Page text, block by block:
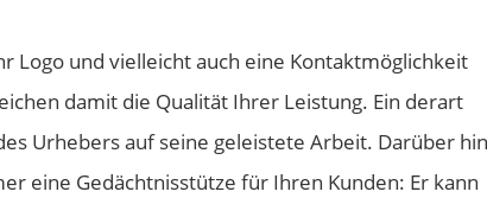
Logo und vielleicht auch eine Kontaktmöglichkeit
damit die Qualität Ihrer Leistung. Ein derart
Urhebers auf seine geleistete Arbeit. Darüber
eine Gedächtnisstütze für Ihren Kunden: Er kann